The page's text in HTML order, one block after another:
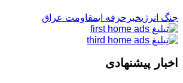
جنگ انرژیخبرحرفه ایمقاومت عراق
اخبار پیشنهادی